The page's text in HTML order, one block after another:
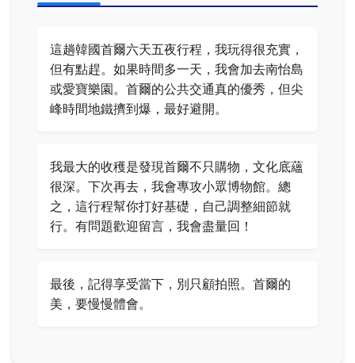
這趟韓國首爾六天五夜行程，我玩得很充實，
但有點趕。如果時間多一天，我會加去南怡島
或愛寶樂園。首爾的公共交通真的優秀，但尖
峰時間地鐵擠到爆，最好避開。
我最大的收穫是發現首爾不只購物，文化底蘊
很深。下次再去，我會專攻小眾博物館。總
之，這行程幫你打好基礎，自己調整細節就
行。有問題歡迎留言，我會盡量回！
最後，記得享受當下，別只顧拍照。首爾的
美，要慢慢體會。